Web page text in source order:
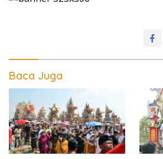
Baca Juga